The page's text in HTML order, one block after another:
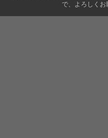
で、よろしくお